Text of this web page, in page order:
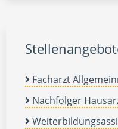
Facharzt
Nachfolger